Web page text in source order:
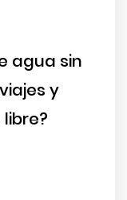
agua sin
y